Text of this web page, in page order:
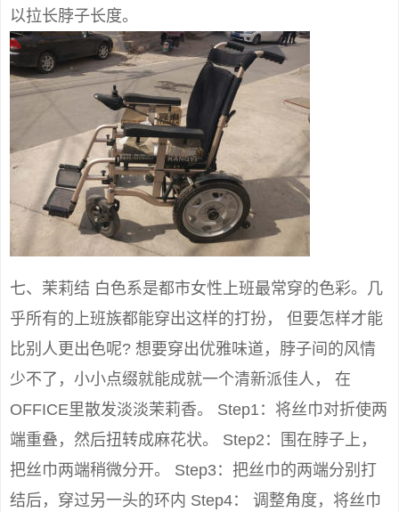
以拉长脖子长度。
七、茉莉结 白色系是都市女性上班最常穿的色彩。几
乎所有的上班族都能穿出这样的打扮， 但要怎样才能
比别人更出色呢? 想要穿出优雅味道，脖子间的风情
少不了，小小点缀就能成就一个清新派佳人， 在
OFFICE里散发淡淡茉莉香。 Step1：将丝巾对折使两
端重叠，然后扭转成麻花状。 Step2：围在脖子上，
把丝巾两端稍微分开。 Step3：把丝巾的两端分别打
结后，穿过另一头的环内 Step4： 调整角度，将丝巾